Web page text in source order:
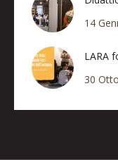
14
LARA
30